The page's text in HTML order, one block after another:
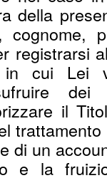
della
cognome,
registrarsi
in cui Lei
il
di un
e la